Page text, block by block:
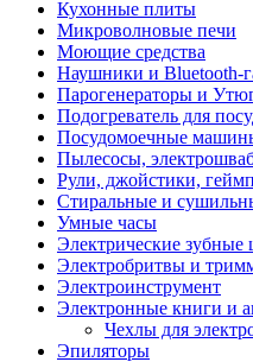
Кухонные плиты
Микроволновые печи
Моющие средства
Наушники и Bluetooth-
Парогенераторы и
Подогреватель для
Посудомоечные
Пылесосы,
Рули, джойстики,
Стиральные и
Умные часы
Электрические зубные
Электробритвы и
Электроинструмент
Электронные книги и
Чехлы для
Эпиляторы